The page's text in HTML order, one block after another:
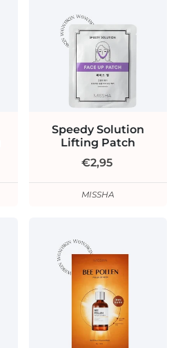
Speedy Solution
Lifting Patch
€2,95
MISSHA